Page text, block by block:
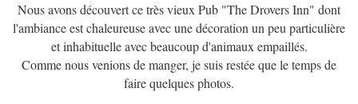
Nous avons découvert ce très vieux Pub "The Drovers Inn" dont
l'ambiance est chaleureuse avec une décoration un peu particulière
et inhabituelle avec beaucoup d'animaux empaillés.
Comme nous venions de manger, je suis restée que le temps de
faire quelques photos.